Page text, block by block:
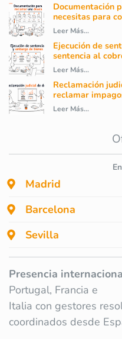
Documentación
necesitas para
Leer Más...
Ejecución de
sentencia al
Leer Más...
Reclamación
reclamar
Leer Más...
Madrid
Barcelona
Sevilla
Presencia
Portugal, Francia e
Italia con gestores
coordinados desde